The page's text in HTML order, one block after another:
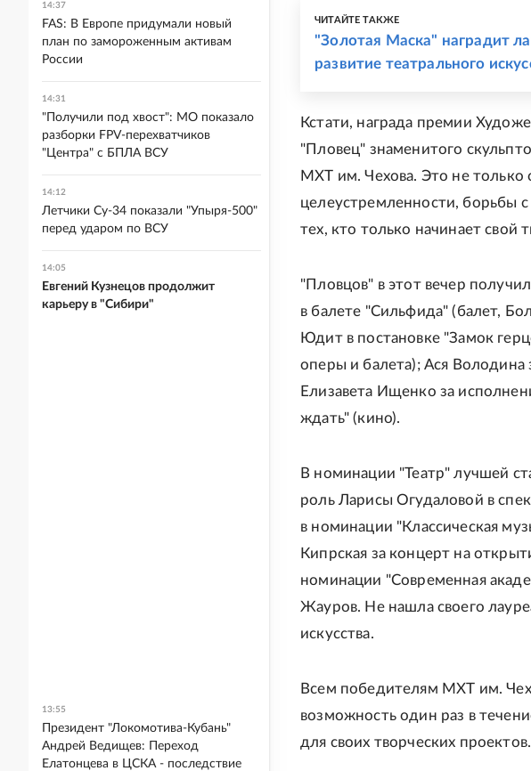
ЧИТАЙТЕ ТАКЖЕ
"Золотая Маска" наградит
развитие театрального
Кстати, награда премии
"Пловец" знаменитого
МХТ им. Чехова. Это не только
целеустремленности, борьбы
тех, кто только начинает свой
"Пловцов" в этот вечер
в балете "Сильфида" (балет,
Юдит в постановке "Замок
оперы и балета); Ася Володина
Елизавета Ищенко за
ждать" (кино).
В номинации "Театр" лучшей
роль Ларисы Огудаловой в
в номинации "Классическая
Кипрская за концерт на
номинации "Современная
Жауров. Не нашла своего
искусства.
Всем победителям МХТ им.
возможность один раз в
для своих творческих проектов.
14:37
FAS: В Европе придумали новый
план по замороженным активам
России
14:31
"Получили под хвост": МО показало
разборки FPV-перехватчиков
"Центра" с БПЛА ВСУ
14:12
Летчики Су-34 показали "Упыря-500"
перед ударом по ВСУ
14:05
Евгений Кузнецов продолжит
карьеру в "Сибири"
13:55
Президент "Локомотива-Кубань"
Андрей Ведищев: Переход
Елатонцева в ЦСКА - последствие